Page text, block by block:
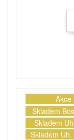
Akce
Skladem
Skladem
Skladem Uh.